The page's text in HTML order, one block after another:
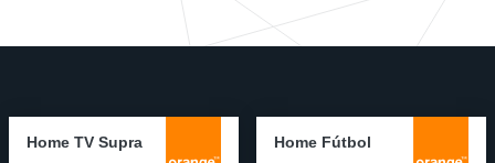
Home TV Supra Home Fútbol